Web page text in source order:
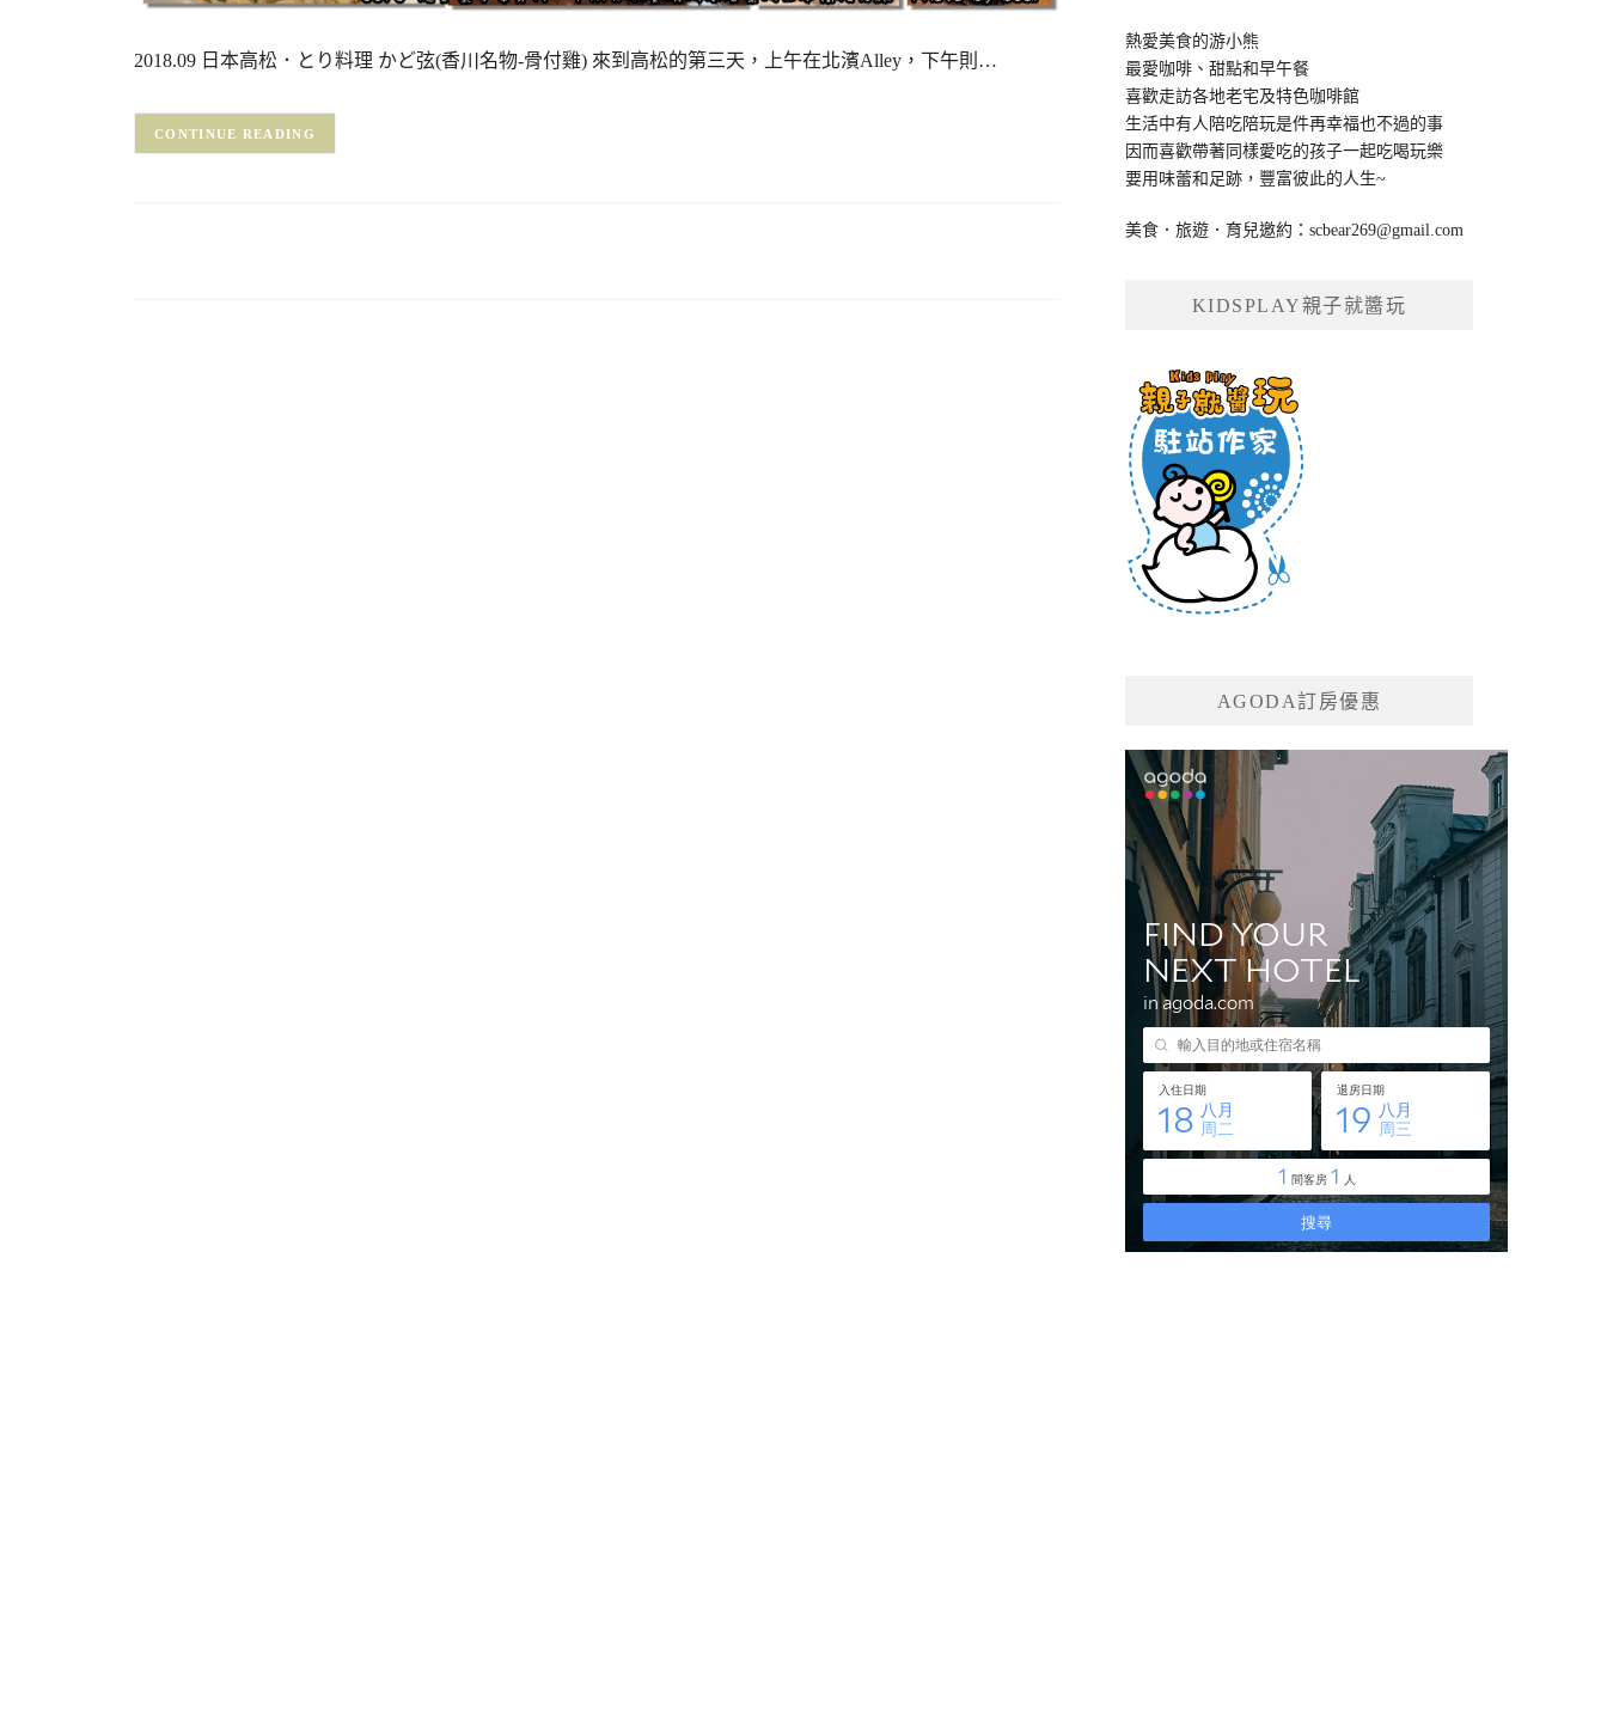
2018.09 日本高松．とり料理 かど弦(香川名物-骨付雞) 來到高松的第三天，上午在北濱Alley，下午則…
CONTINUE READING
熱愛美食的游小熊
最愛咖啡、甜點和早午餐
喜歡走訪各地老宅及特色咖啡館
生活中有人陪吃陪玩是件再幸福也不過的事
因而喜歡帶著同樣愛吃的孩子一起吃喝玩樂
要用味蕾和足跡，豐富彼此的人生~
美食．旅遊．育兒邀約：scbear269@gmail.com
KIDSPLAY親子就醬玩
AGODA訂房優惠